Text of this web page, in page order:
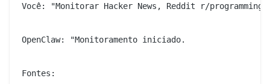
Você: "Monitorar Hacker News, Reddit r/
OpenClaw: "Monitoramento iniciado.
Fontes: